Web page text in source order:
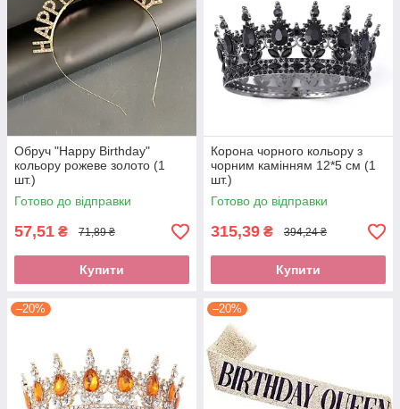
Обруч "Happy Birthday"
кольору рожеве золото (1
шт.)
Готово до відправки
57,51 ₴ 71,89 ₴
Купити
Корона чорного кольору з
чорним камінням 12*5 см (1
шт.)
Готово до відправки
315,39 ₴ 394,24 ₴
Купити
–20% –20%